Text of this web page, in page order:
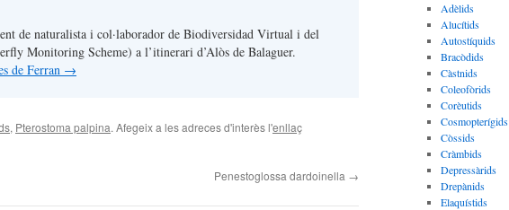
de naturalista i col·laborador de Biodiversidad Virtual i del
Monitoring Scheme) a l’itinerari d’Alòs de Balaguer.
de Ferran →
, Pterostoma palpina. Afegeix a les adreces d'interès l'enllaç
Penestoglossa dardoinella →
Adèlids
Alucítids
Autostíquids
Bracòdids
Càstnids
Coleofòrids
Corèutids
Cosmopterígids
Còssids
Cràmbids
Depressàrids
Drepànids
Elaquístids